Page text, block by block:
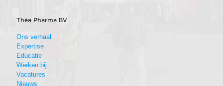
Théa Pharma BV
Ons verhaal
Expertise
Educatie
Werken bij
Vacatures
Nieuws